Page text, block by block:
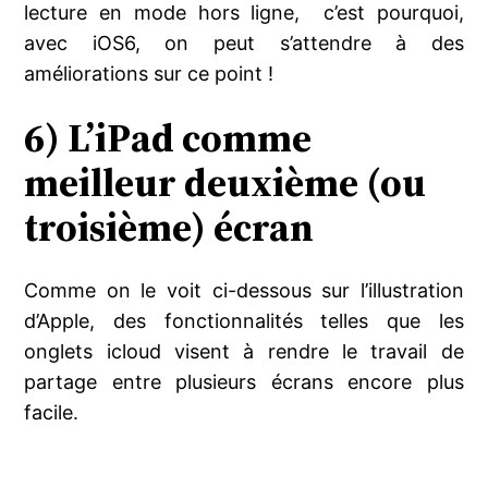
lecture en mode hors ligne, c’est pourquoi,
avec iOS6, on peut s’attendre à des
améliorations sur ce point !
6) L’iPad comme
meilleur deuxième (ou
troisième) écran
Comme on le voit ci-dessous sur l’illustration
d’Apple, des fonctionnalités telles que les
onglets icloud visent à rendre le travail de
partage entre plusieurs écrans encore plus
facile.